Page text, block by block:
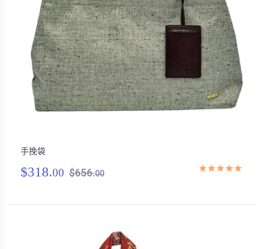
手挽袋
$318.00 $656.00